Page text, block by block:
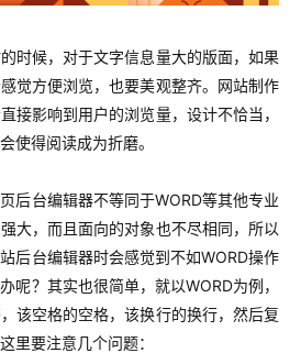
时候，对于文字信息量大的版面，如果
觉方便浏览，也要美观整齐。网站制作
接影响到用户的浏览量，设计不恰当，
使得阅读成为折磨。
后台编辑器不等同于WORD等其他专业
大，而且面向的对象也不尽相同，所以
后台编辑器时会感觉到不如WORD操作
呢？其实也很简单，就以WORD为例，
该空格的空格，该换行的换行，然后复
里要注意几个问题：